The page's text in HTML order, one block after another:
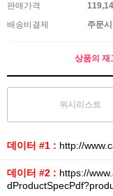
판매가격
배송비결제
주문시
상품의 재
위시리스트
데이터 #1 : http://
데이터 #2 : https://